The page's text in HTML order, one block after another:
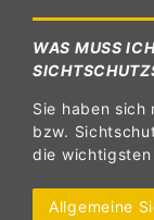
WAS MUSS
Sie haben sich
bzw.
die wichtigsten
Allgemeine